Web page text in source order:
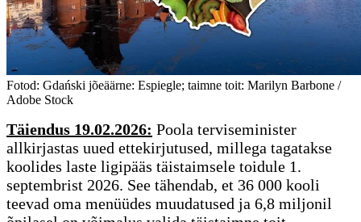
Fotod: Gdański jõeäärne: Espiegle; taimne toit: Marilyn Barbone /
Adobe Stock
Täiendus 19.02.2026: Poola terviseminister
allkirjastas uued ettekirjutused, millega tagatakse
koolides laste ligipääs täistaimsele toidule 1.
septembrist 2026. See tähendab, et 36 000 kooli
teevad oma menüüdes muudatused ja 6,8 miljonil